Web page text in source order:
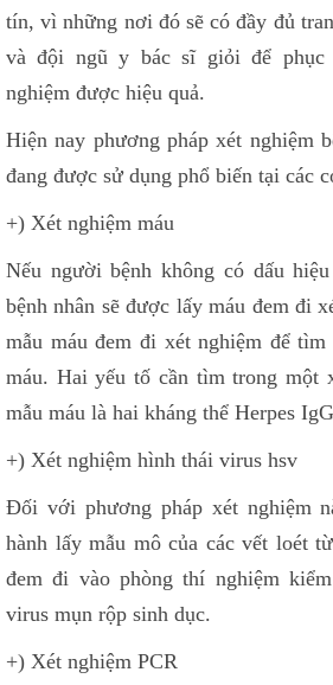
tín, vì những nơi đó sẽ có đầy đủ
và đội ngũ y bác sĩ giỏi để phục
nghiệm được hiệu quả.
Hiện nay phương pháp xét nghiệm
đang được sử dụng phổ biến tại các
+) Xét nghiệm máu
Nếu người bệnh không có dấu
bệnh nhân sẽ được lấy máu đem đi
mẫu máu đem đi xét nghiệm để
máu. Hai yếu tố cần tìm trong một
mẫu máu là hai kháng thể Herpes
+) Xét nghiệm hình thái virus hsv
Đối với phương pháp xét nghiệm
hành lấy mẫu mô của các vết loét
đem đi vào phòng thí nghiệm
virus mụn rộp sinh dục.
+) Xét nghiệm PCR